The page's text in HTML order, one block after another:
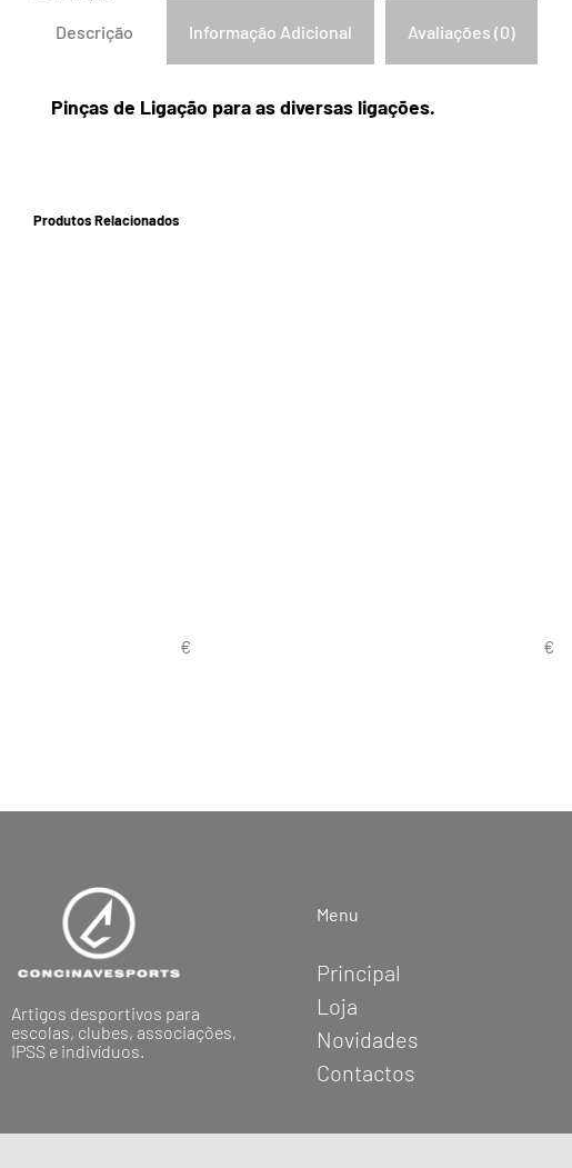
Descrição Informação Adicional Avaliações (0)
Pinças de Ligação para as diversas ligações.
Produtos Relacionados
Artigos desportivos para
escolas, clubes, associações,
IPSS e indivíduos.
Menu
Principal
Loja
Novidades
Contactos